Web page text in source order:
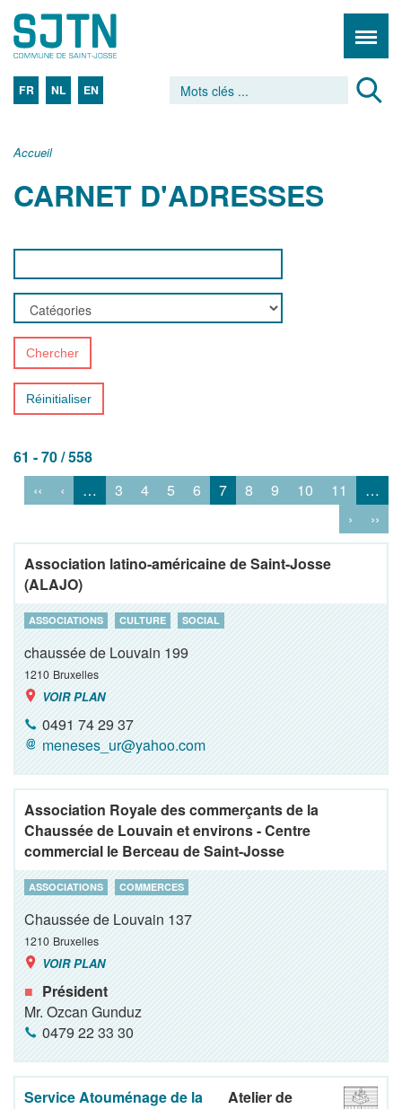
FR NL EN
Accueil
CARNET D'ADRESSES
Chercher
Réinitialiser
61 - 70 / 558
‹‹
‹ … 3 4 5 6 7 8 9 10 11
…
›
››
Association latino-américaine de Saint-Josse
(ALAJO)
ASSOCIATIONS CULTURE SOCIAL
chaussée de Louvain 199
1210 Bruxelles
VOIR PLAN
0491 74 29 37
meneses_ur@yahoo.com
Association Royale des commerçants de la
Chaussée de Louvain et environs - Centre
commercial le Berceau de Saint-Josse
ASSOCIATIONS COMMERCES
Chaussée de Louvain 137
1210 Bruxelles
VOIR PLAN
Président
Mr. Ozcan Gunduz
0479 22 33 30
Service Atouménage de la
Atelier de